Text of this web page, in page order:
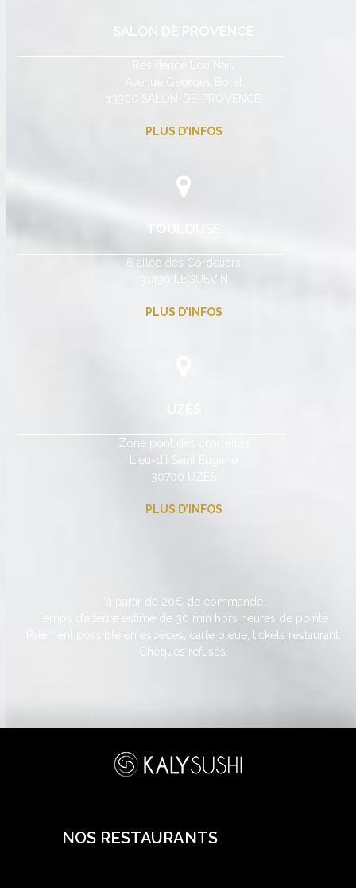
PLUS D’INFOS
TOULOUSE
6 allée des Cordeliers
31490 LÉGUEVIN
PLUS D’INFOS
Zone pont des charrettes
Lieu-dit Saint Eugène
30700 UZÈS
PLUS D’INFOS
*à partir de 20€ de commande.
Temps d’attente estimé de 30 min hors heures de pointe.
Paiement possible en espèces, carte bleue, tickets restaurant.
Chèques refusés.
NOS RESTAURANTS